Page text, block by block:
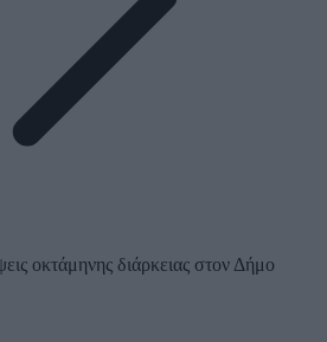
οκτάμηνης διάρκειας στον Δήμο